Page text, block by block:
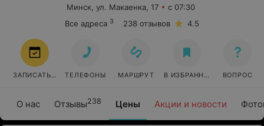
О нас Отзывы238 Цены Акции и новости
Минск, ул. Макаенка, 17
с 07:30
Все адреса 3 238 отзывов 4.5
ЗАПИСАТЬСЯ ТЕЛЕФОНЫ МАРШРУТ В ИЗБРАННОЕ ВОПРОС